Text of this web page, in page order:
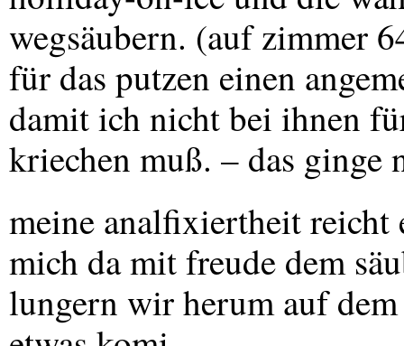
wegsäubern. (auf zimmer
für das putzen einen
damit ich nicht bei ihnen
kriechen muß. – das ginge
meine analfixiertheit reicht
mich da mit freude dem
lungern wir herum auf